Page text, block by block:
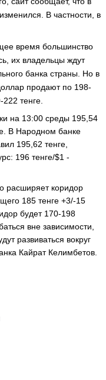
В частности, в
время большинство
их владельцы ждут
банка страны. Но в
продают по 198-
тенге.
на 13:00 среды 195,54
В Народном банке
195,62 тенге,
196 тенге/$1 -
расширяет коридор
185 тенге +3/-15
будет 170-198
вне зависимости,
развиваться вокруг
Кайрат Келимбетов.